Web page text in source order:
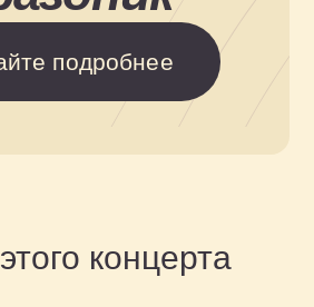
этого концерта